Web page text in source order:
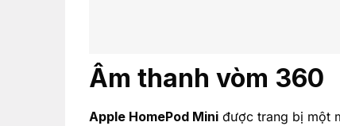
Âm thanh vòm 360
Apple HomePod Mini được trang bị một